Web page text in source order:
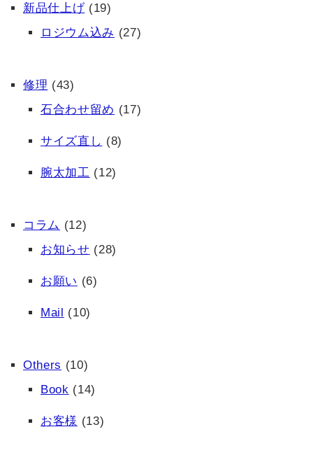
新品仕上げ (19)
ロジウム込み (27)
修理 (43)
石合わせ留め (17)
サイズ直し (8)
腕太加工 (12)
コラム (12)
お知らせ (28)
お願い (6)
Mail (10)
Others (10)
Book (14)
お客様 (13)